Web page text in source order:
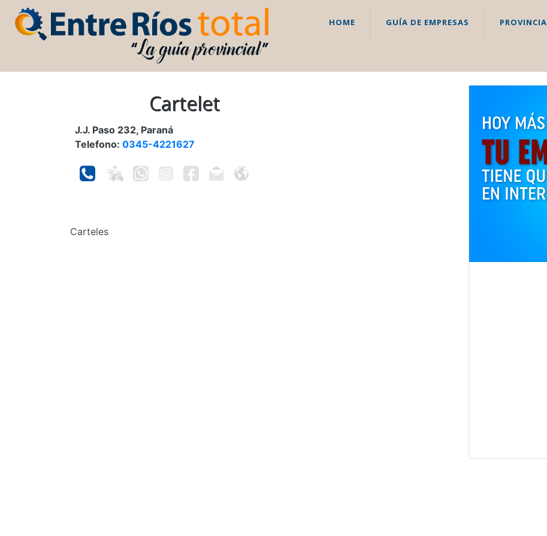
HOME GUÍA DE EMPRESAS PROVINCIA
Cartelet
J.J. Paso 232, Paraná
Telefono: 0345-4221627
Carteles